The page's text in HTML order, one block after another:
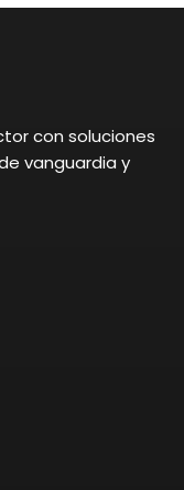
con soluciones
vanguardia y